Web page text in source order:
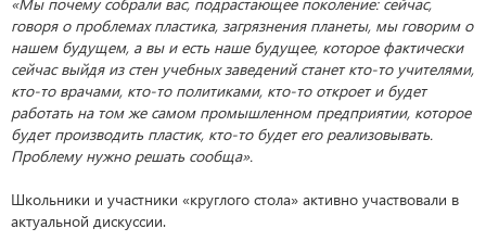
говоря о проблемах пластика, загрязнения планеты, мы говорим о
нашем будущем, а вы и есть наше будущее, которое фактически
сейчас выйдя из стен учебных заведений станет кто-то учителями,
кто-то врачами, кто-то политиками, кто-то откроет и будет
работать на том же самом промышленном предприятии, которое
будет производить пластик, кто-то будет его реализовывать.
Проблему нужно решать сообща».
Школьники и участники «круглого стола» активно участвовали в
актуальной дискуссии.